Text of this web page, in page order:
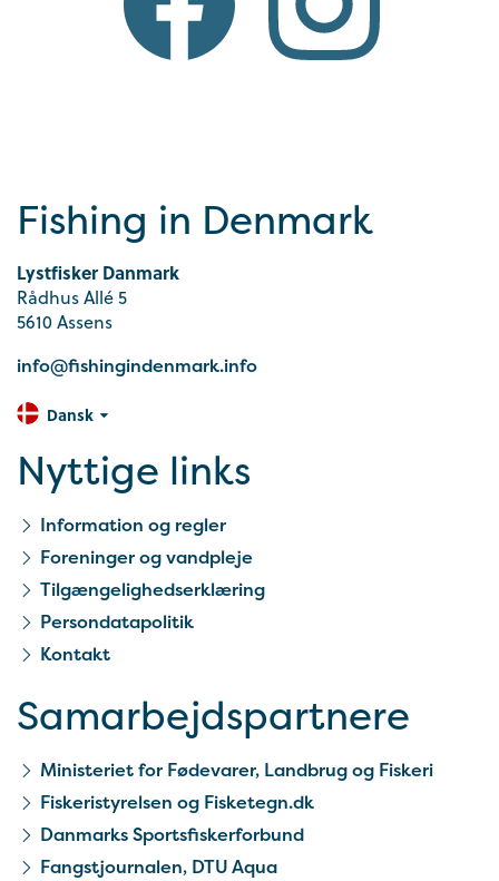
Fishing in Denmark
Lystfisker Danmark
Rådhus Allé 5
5610 Assens
info@fishingindenmark.info
Dansk
Nyttige links
Information og regler
Foreninger og vandpleje
Tilgængelighedserklæring
Persondatapolitik
Kontakt
Samarbejds­partnere
Ministeriet for Fødevarer, Landbrug og Fiskeri
Fiskeristyrelsen og Fisketegn.dk
Danmarks Sportsfiskerforbund
Fangstjournalen, DTU Aqua